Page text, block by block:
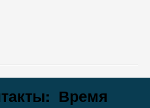
Время